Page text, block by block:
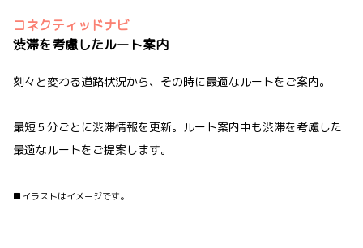
コネクティッドナビ
渋滞を考慮したルート案内
刻々と変わる道路状況から、その時に最適なルートをご案内。
最短５分ごとに渋滞情報を更新。ルート案内中も渋滞を考慮した
最適なルートをご提案します。
■イラストはイメージです。